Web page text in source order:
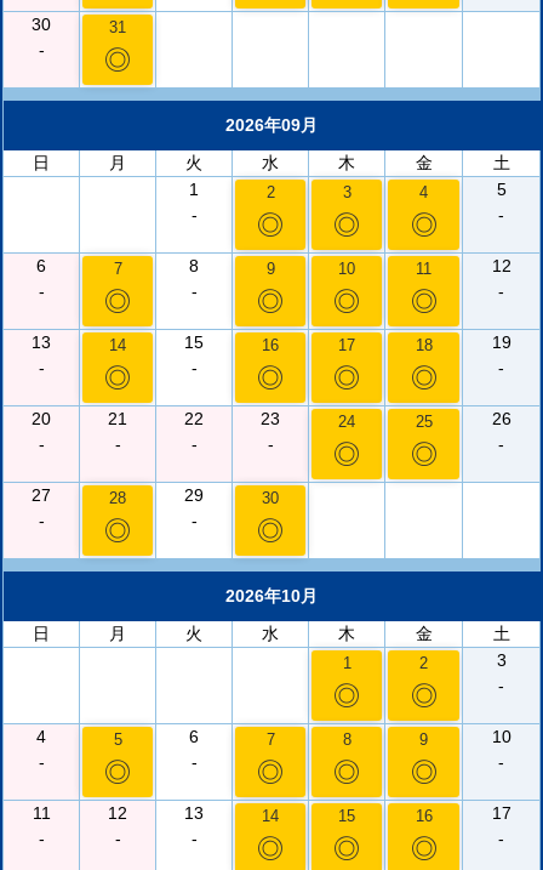
30
-
31
◎
2026年09月
日
月 火 水 木 金
土
1
-
2
◎
3
◎
4
◎
5
-
6
-
7
◎
8
-
9
◎
10
◎
11
◎
12
-
13
-
14
◎
15
-
16
◎
17
◎
18
◎
19
-
20
-
21
-
22
-
23
-
24
◎
25
◎
26
-
27
-
28
◎
29
-
30
◎
2026年10月
日
月 火 水 木 金 土
1
◎
2
◎
3
-
4
-
5
◎
6
-
7
◎
8
◎
9
◎
10
-
11
-
12
-
13
-
14
◎
15
◎
16
◎
17
-